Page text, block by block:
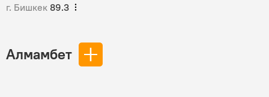
г. Бишкек 89.3
Алмамбет